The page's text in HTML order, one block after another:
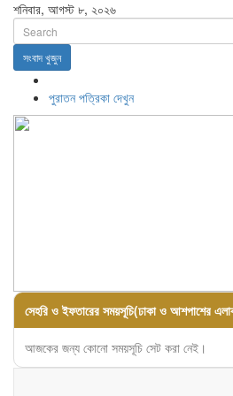
শনিবার, আগস্ট ৮, ২০২৬
সংবাদ খুজুন
পুরাতন পত্রিকা দেখুন
সেহরি ও ইফতারের সময়সূচি(ঢাকা ও আশপাশের
আজকের জন্য কোনো সময়সূচি সেট করা নেই।